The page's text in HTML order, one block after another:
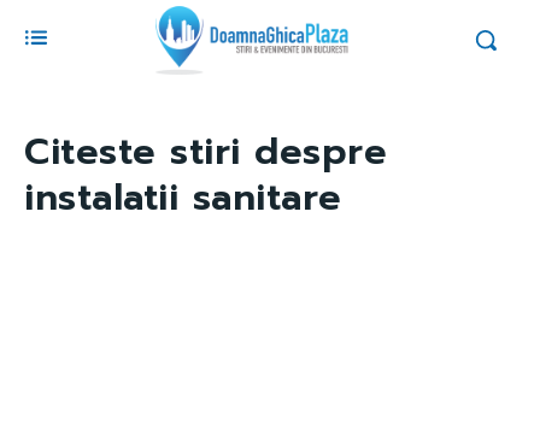
Citeste stiri despre
instalatii sanitare